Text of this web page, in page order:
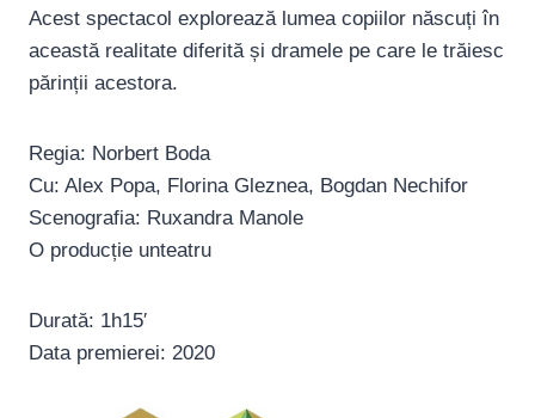
Acest spectacol explorează lumea copiilor născuți în
această realitate diferită și dramele pe care le trăiesc
părinții acestora.
Regia: Norbert Boda
Cu: Alex Popa, Florina Gleznea, Bogdan Nechifor
Scenografia: Ruxandra Manole
O producție unteatru
Durată: 1h15′
Data premierei: 2020